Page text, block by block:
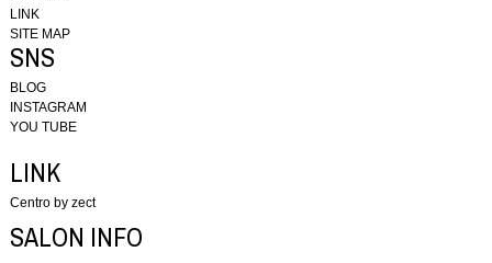
LINK
SITE MAP
SNS
BLOG
INSTAGRAM
YOU TUBE
LINK
Centro by zect
SALON INFO